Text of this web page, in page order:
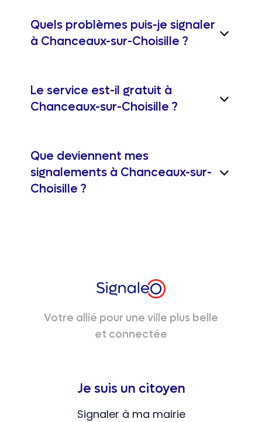
Quels problèmes puis-je signaler
à Chanceaux-sur-Choisille ?
Le service est-il gratuit à
Chanceaux-sur-Choisille ?
Que deviennent mes
signalements à Chanceaux-sur-
Choisille ?
Votre allié pour une ville plus belle
et connectée
Je suis un citoyen
Signaler à ma mairie